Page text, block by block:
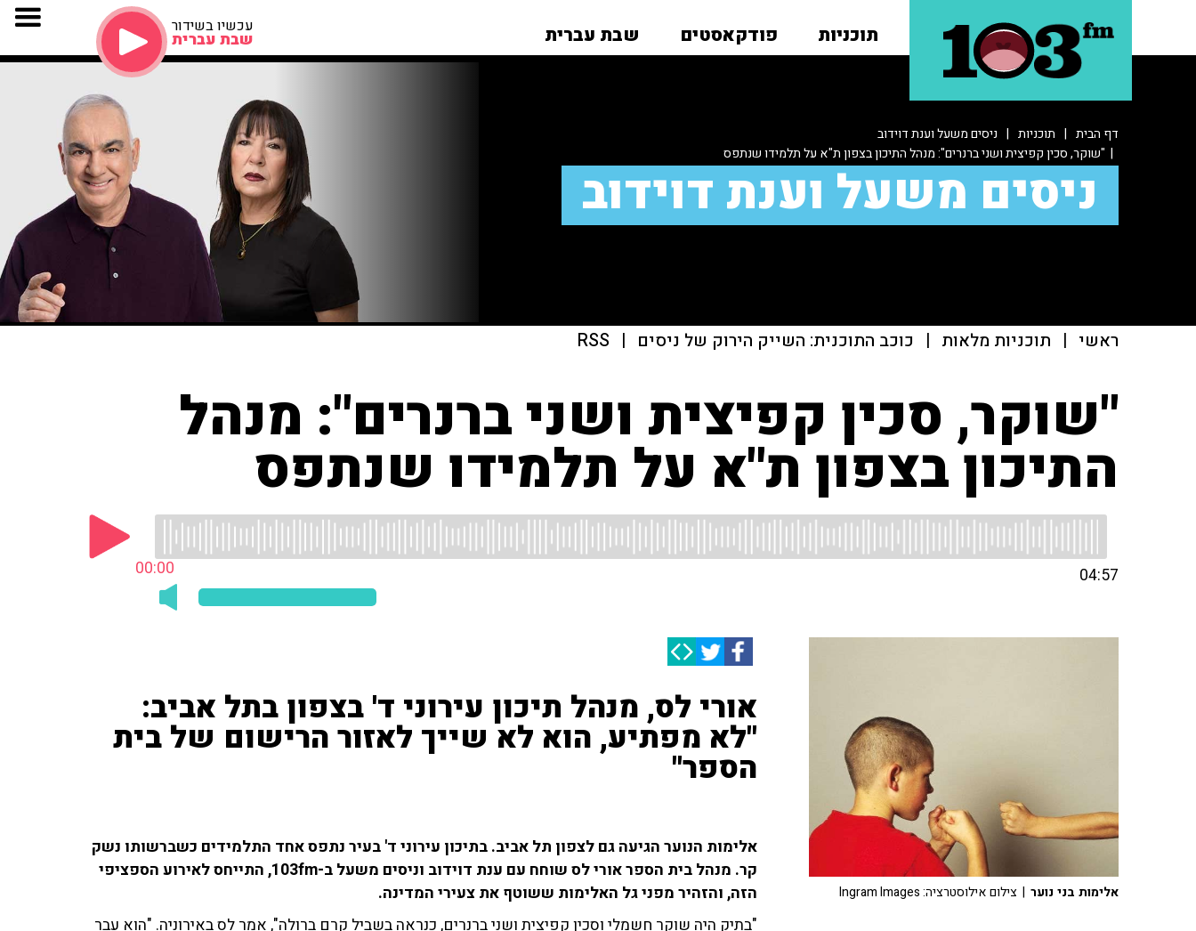
תוכניות פודקאסטים שבת עברית עכשיו בשידור
שבת עברית
דף הבית | תוכניות | ניסים משעל וענת דוידוב
| "שוקר, סכין קפיצית ושני ברנרים": מנהל התיכון בצפון ת"א על תלמידו שנתפס
ניסים משעל וענת דוידוב
ראשי | תוכניות מלאות | כוכב התוכנית: השייק הירוק של ניסים |
RSS
"שוקר, סכין קפיצית ושני ברנרים": מנהל
התיכון בצפון ת"א על תלמידו שנתפס
00:00 04:57
אורי לס, מנהל תיכון עירוני ד' בצפון בתל אביב:
"לא מפתיע, הוא לא שייך לאזור הרישום של בית
הספר"
אלימות הנוער הגיעה גם לצפון תל אביב. בתיכון עירוני ד' בעיר נתפס אחד התלמידים כשברשותו נשק
קר. מנהל בית הספר אורי לס שוחח עם ענת דוידוב וניסים משעל ב-103fm, התייחס לאירוע הספציפי
הזה, והזהיר מפני גל האלימות ששוטף את צעירי המדינה.
"בתיק היה שוקר חשמלי וסכין קפיצית ושני ברנרים, כנראה בשביל קרם ברולה", אמר לס באירוניה. "הוא עבר
אלימות בני נוער | צילום אילוסטרציה: Ingram Images